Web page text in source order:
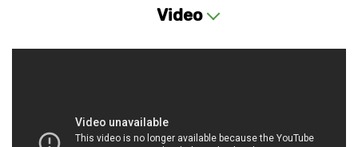
Video